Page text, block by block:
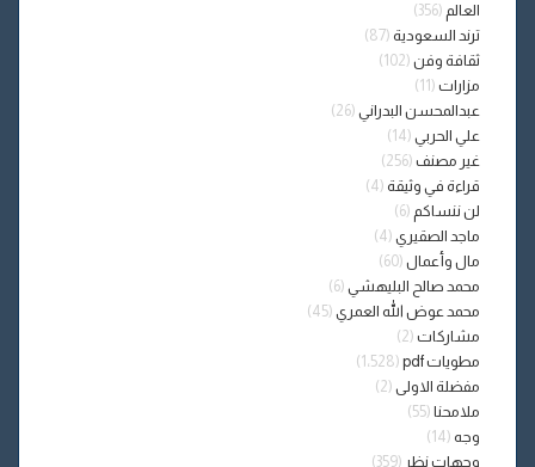
العالم (356)
ترند السعودية (87)
ثقافة وفن (102)
مزارات (11)
عبدالمحسن البدراني (26)
علي الحربي (14)
غير مصنف (256)
قراءة في وثيقة (4)
لن ننساكم (6)
ماجد الصقيري (4)
مال وأعمال (60)
محمد صالح البليهشي (6)
محمد عوض الله العمري (45)
مشاركات (2)
مطويات pdf
(1٬528)
مفضلة الاولى (2)
ملامحنا (55)
وجه (14)
وجهات نظر (359)